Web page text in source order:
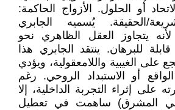
أو الحلول. الأزواج الحاكمة:
الحقيقة. يُسميه الجابري
لأنه يتجاوز العقل الظاهري نحو
للبرهان. ينتقد الجابري هذا
على الغيبية واللامعقولية، ويؤدي
أو الاستبداد الروحي. رغم
على إثراء التجربة الداخلية، إلا
في المشرق) ساهمت في تعطيل